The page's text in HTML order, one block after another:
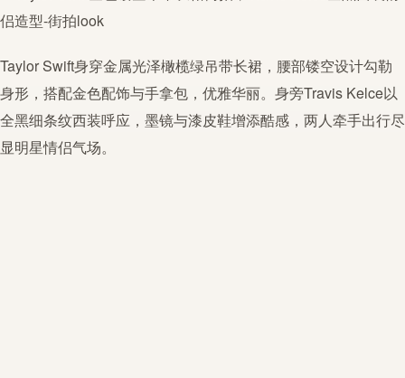
Taylor Swift身穿金属光泽橄榄绿吊带长裙，腰部镂空设计勾勒
身形，搭配金色配饰与手拿包，优雅华丽。身旁Travis Kelce以
全黑细条纹西装呼应，墨镜与漆皮鞋增添酷感，两人牵手出行尽
显明星情侣气场。